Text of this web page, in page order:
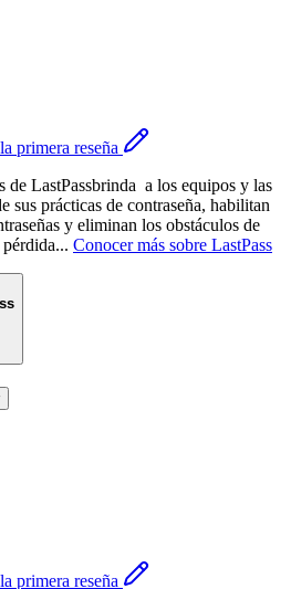
primera reseña
de LastPassbrinda a los equipos y las
sus prácticas de contraseña, habilitan
y eliminan los obstáculos de
... Conocer más sobre LastPass
primera reseña